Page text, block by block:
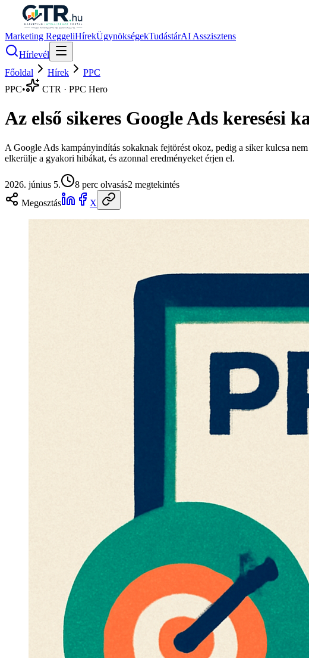
Marketing ReggeliHírekÜgynökségekTudástárAI Asszisztens
Hírlevél
Főoldal
Hírek
PPC
PPC• CTR · PPC Hero
Az első sikeres Google Ads keresési
A Google Ads kampányindítás sokaknak fejtörést okoz, pedig a siker kulcsa
elkerülje a gyakori hibákat, és azonnal eredményeket érjen el.
2026. június 5. 8 perc olvasás2 megtekintés
Megosztás
X